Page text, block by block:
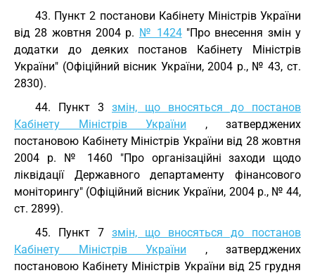
43. Пункт 2 постанови Кабінету Міністрів України
від 28 жовтня 2004 р. № 1424"Про внесення змін у
додатки до деяких постанов Кабінету Міністрів
України" (Офіційний вісник України, 2004 р., № 43, ст.
2830).
44. Пункт 3 змін, що вносяться до постанов
Кабінету Міністрів України , затверджених
постановою Кабінету Міністрів України від 28 жовтня
2004 р. № 1460 "Про організаційні заходи щодо
ліквідації Державного департаменту фінансового
моніторингу" (Офіційний вісник України, 2004 р., № 44,
ст. 2899).
45. Пункт 7 змін, що вносяться до постанов
Кабінету Міністрів України , затверджених
постановою Кабінету Міністрів України від 25 грудня